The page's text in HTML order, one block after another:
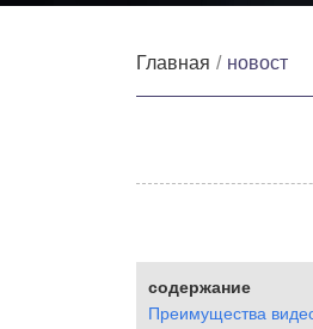
Главная новост
содержание
Преимущества